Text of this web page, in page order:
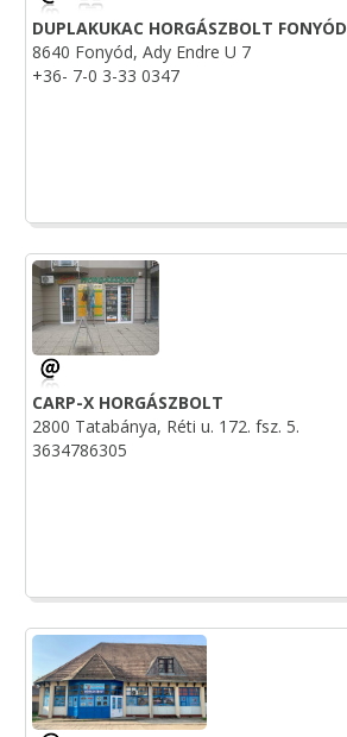
DUPLAKUKAC HORGÁSZBOLT FONYÓD
8640 Fonyód, Ady Endre U 7
+36- 7-0 3-33 0347
CARP-X HORGÁSZBOLT
2800 Tatabánya, Réti u. 172. fsz. 5.
3634786305